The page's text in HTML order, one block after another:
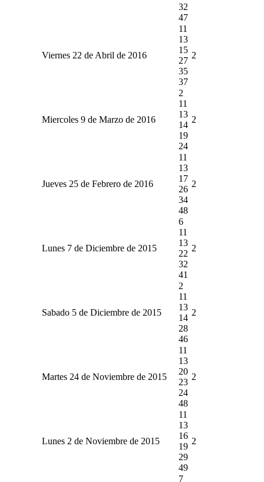
32
47
Viernes 22 de Abril de 2016
11
13
15
27
35
37
2
Miercoles 9 de Marzo de 2016
2
11
13
14
19
24
2
Jueves 25 de Febrero de 2016
11
13
17
26
34
48
2
Lunes 7 de Diciembre de 2015
6
11
13
22
32
41
2
Sabado 5 de Diciembre de 2015
2
11
13
14
28
46
2
Martes 24 de Noviembre de 2015
11
13
20
23
24
48
2
Lunes 2 de Noviembre de 2015
11
13
16
19
29
49
2
7